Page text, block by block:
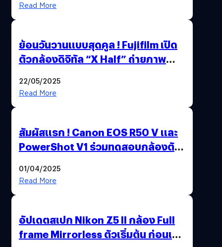
Read More
ย้อนวันวานแบบสุดคูล ! Fujifilm เปิด
ตัวกล้องดิจิทัล “X Half” ถ่ายภาพ
22/05/2025
Read More
สัมผัสแรก ! Canon EOS R50 V และ
PowerShot V1 ร่วมทดสอบกล้องตัว
01/04/2025
Read More
อัปเดตสเปก Nikon Z5 II กล้อง Full
frame Mirrorless ตัวเริ่มต้น ก่อนเปิด